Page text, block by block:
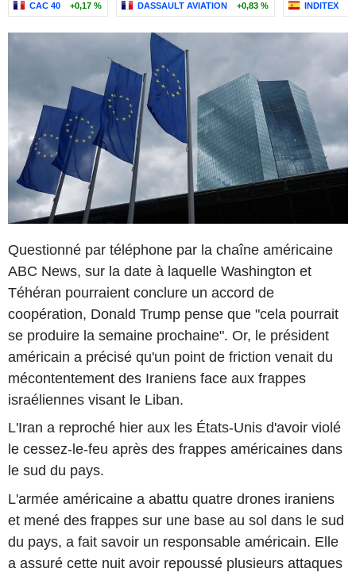
CAC 40 +0,17 % DASSAULT AVIATION +0,83 % INDITEX
Questionné par téléphone par la chaîne américaine
ABC News, sur la date à laquelle Washington et
Téhéran pourraient conclure un accord de
coopération, Donald Trump pense que "cela pourrait
se produire la semaine prochaine". Or, le président
américain a précisé qu'un point de friction venait du
mécontentement des Iraniens face aux frappes
israéliennes visant le Liban.
L'Iran a reproché hier aux les États-Unis d'avoir violé
le cessez-le-feu après des frappes américaines dans
le sud du pays.
L'armée américaine a abattu quatre drones iraniens
et mené des frappes sur une base au sol dans le sud
du pays, a fait savoir un responsable américain. Elle
a assuré cette nuit avoir repoussé plusieurs attaques